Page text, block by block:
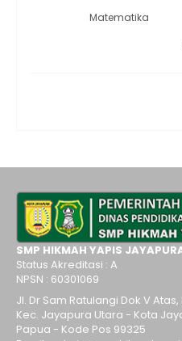
Matematika
SMP HIKMAH YAPIS
Status Akreditasi : A
NPSN : 60301069
Jl. Dr Sam Ratulangi Dok V
Kec. Jayapura Utara - Kota
Papua - Kode Pos 99325